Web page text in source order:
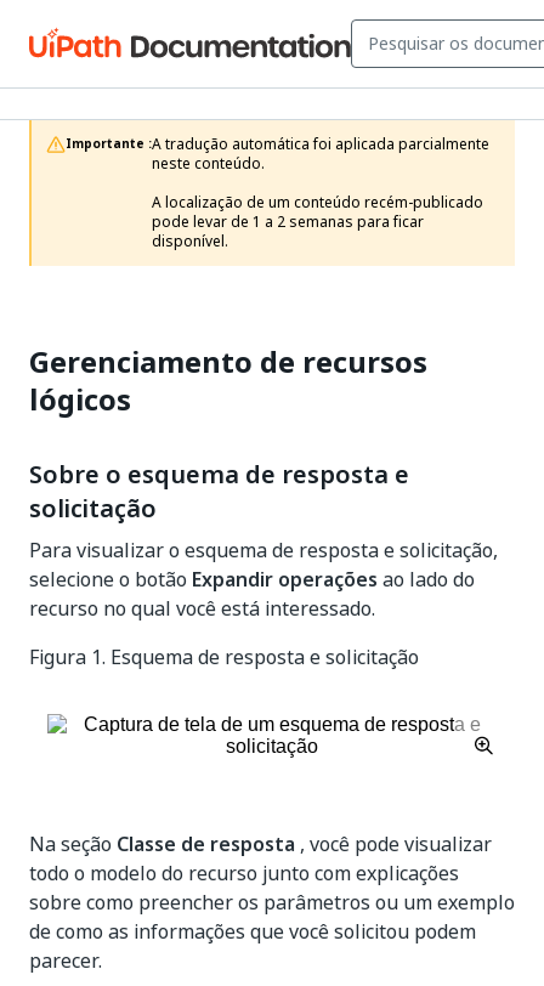
Importante :A tradução automática foi aplicada parcialmente
neste conteúdo.
A localização de um conteúdo recém-publicado
pode levar de 1 a 2 semanas para ficar
disponível.
Gerenciamento de recursos
lógicos
Sobre o esquema de resposta e
solicitação
Para visualizar o esquema de resposta e solicitação,
selecione o botão Expandir operações ao lado do
recurso no qual você está interessado.
Figura 1. Esquema de resposta e solicitação
Na seção Classe de resposta , você pode visualizar
todo o modelo do recurso junto com explicações
sobre como preencher os parâmetros ou um exemplo
de como as informações que você solicitou podem
parecer.